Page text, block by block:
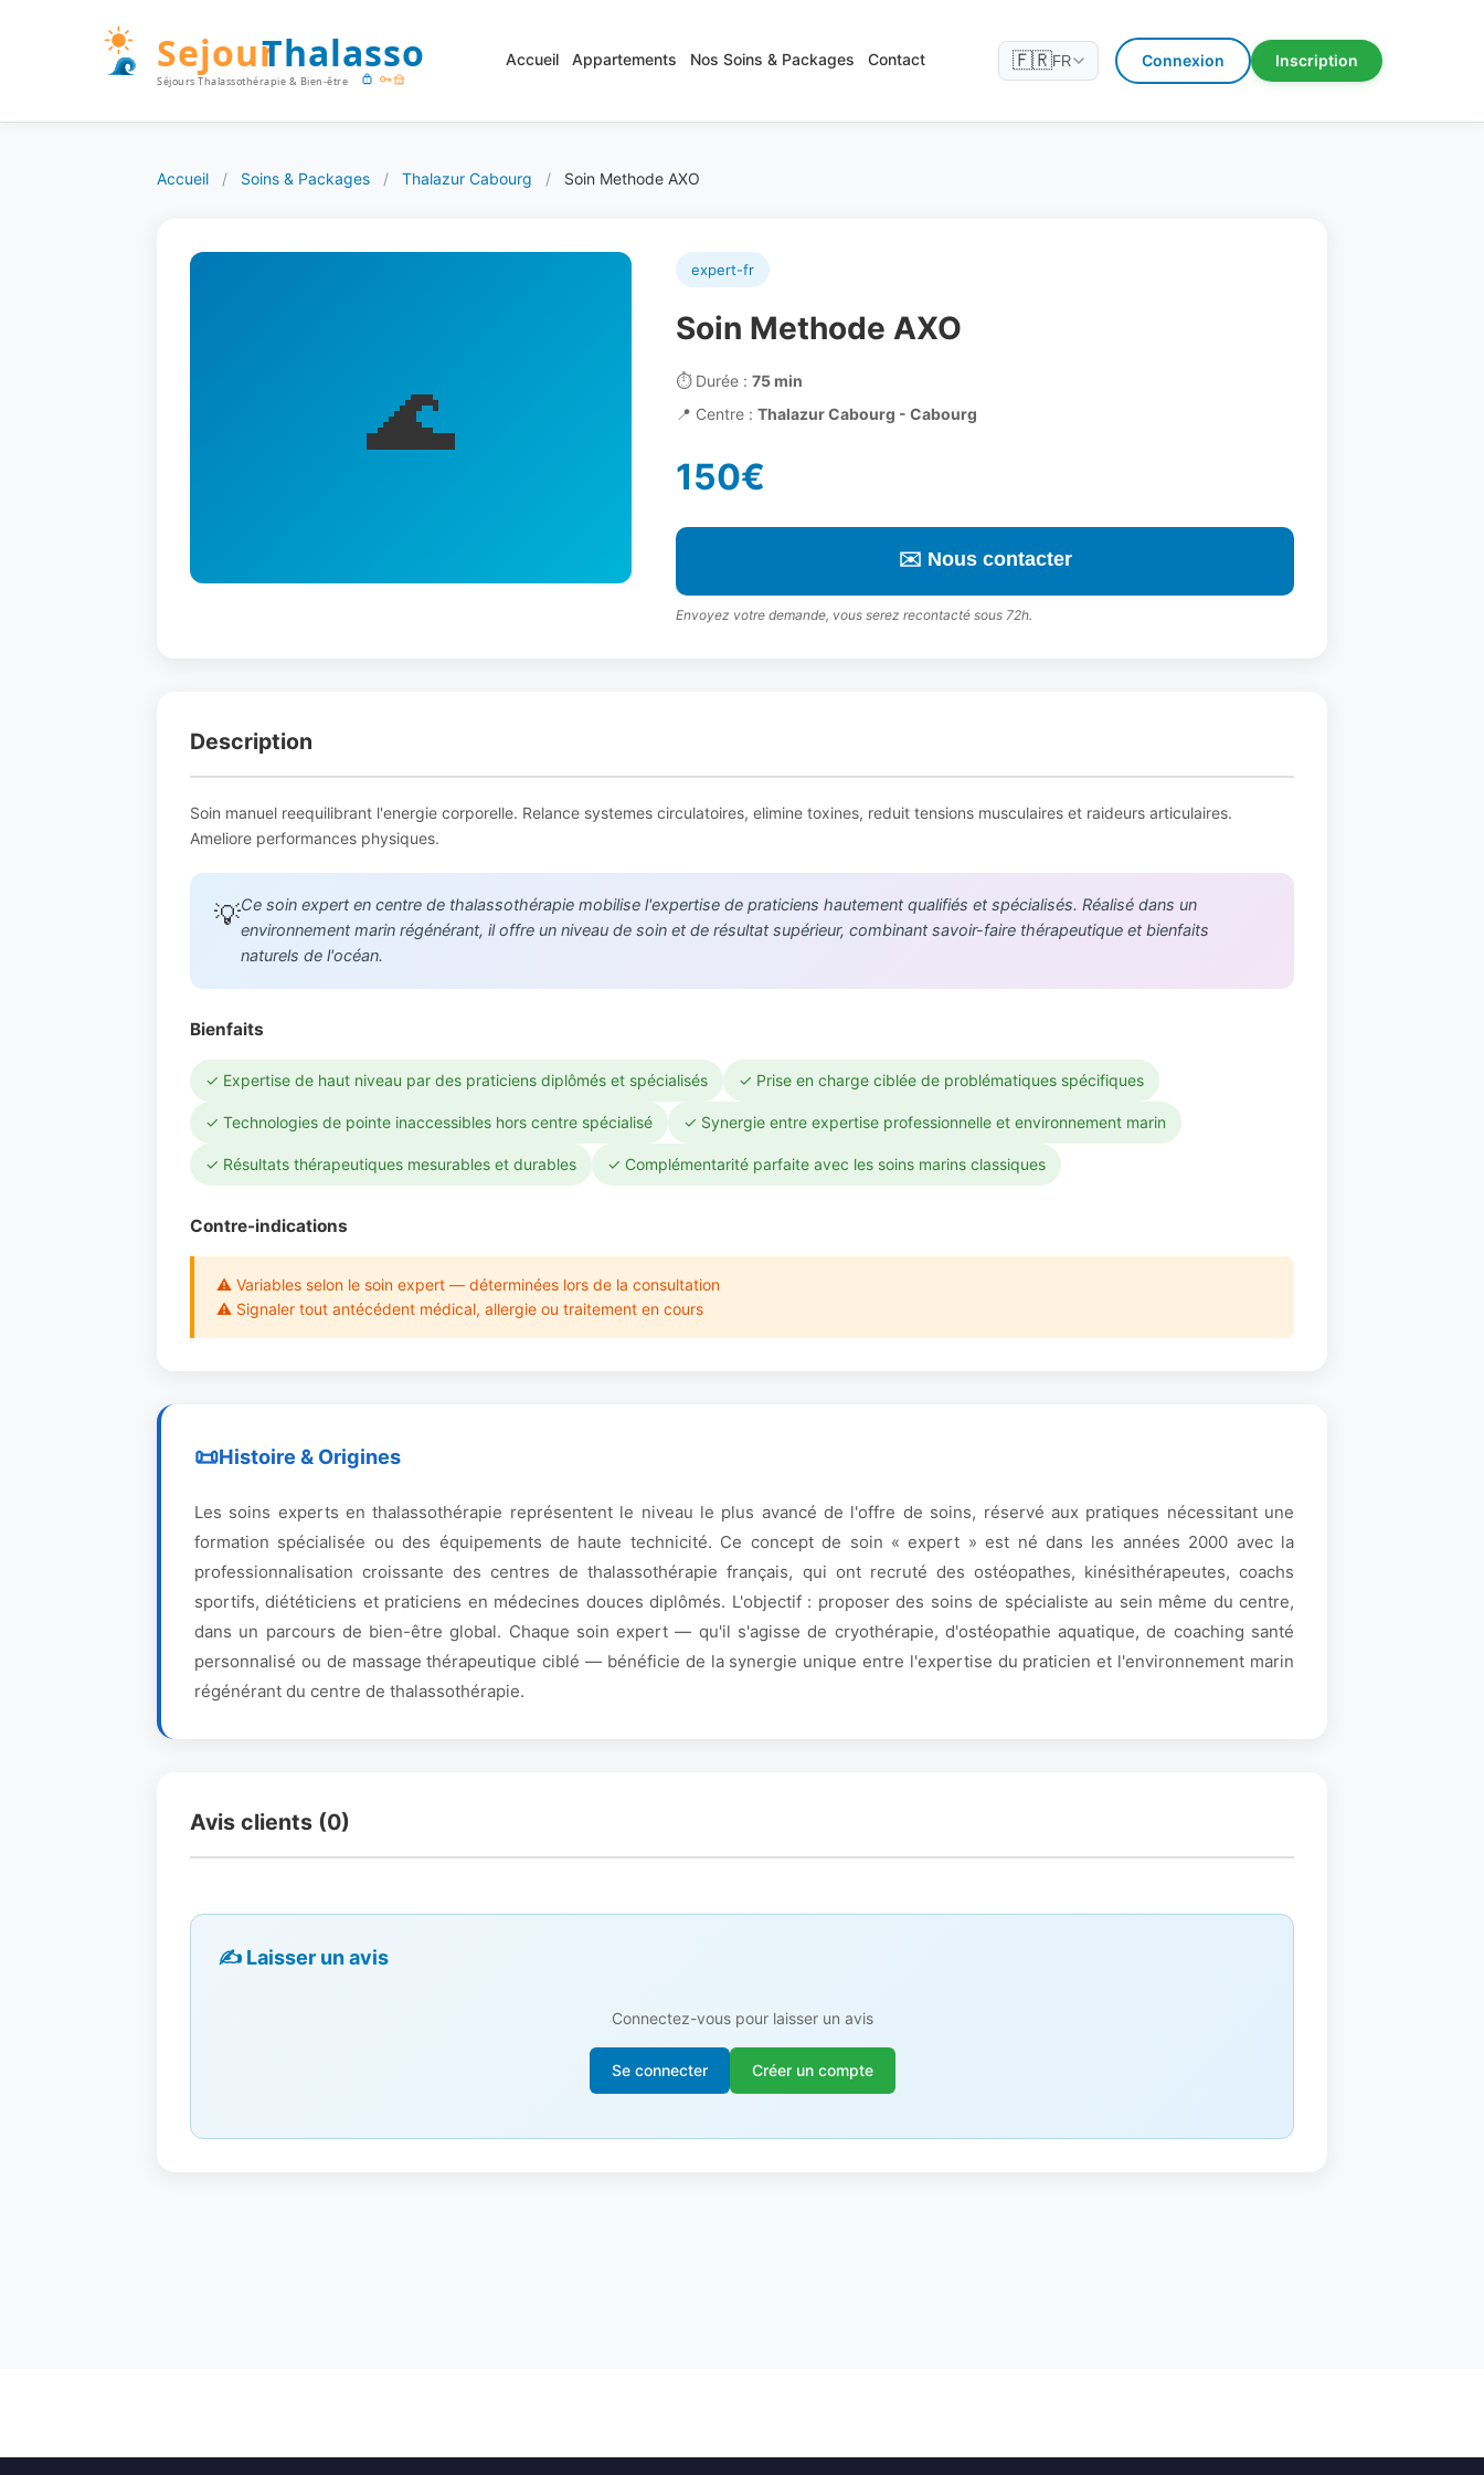
Accueil Appartements Nos Soins & Packages Contact 🇫🇷FR Connexion Inscription
Accueil / Soins & Packages / Thalazur Cabourg / Soin Methode AXO
🌊
expert-fr
Soin Methode AXO
⏱️Durée : 75 min
📍 Centre : Thalazur Cabourg - Cabourg
150€
✉️ Nous contacter
Envoyez votre demande, vous serez recontacté sous 72h.
Description
Soin manuel reequilibrant l'energie corporelle. Relance systemes circulatoires, elimine toxines, reduit tensions musculaires et raideurs articulaires.
Ameliore performances physiques.
💡Ce soin expert en centre de thalassothérapie mobilise l'expertise de praticiens hautement qualifiés et spécialisés. Réalisé dans un
environnement marin régénérant, il offre un niveau de soin et de résultat supérieur, combinant savoir-faire thérapeutique et bienfaits
naturels de l'océan.
Bienfaits
✓ Expertise de haut niveau par des praticiens diplômés et spécialisés ✓ Prise en charge ciblée de problématiques spécifiques
✓ Technologies de pointe inaccessibles hors centre spécialisé ✓ Synergie entre expertise professionnelle et environnement marin
✓ Résultats thérapeutiques mesurables et durables ✓ Complémentarité parfaite avec les soins marins classiques
Contre-indications
⚠ Variables selon le soin expert — déterminées lors de la consultation
⚠ Signaler tout antécédent médical, allergie ou traitement en cours
Histoire & Origines
Les soins experts en thalassothérapie représentent le niveau le plus avancé de l'offre de soins, réservé aux pratiques nécessitant une
formation spécialisée ou des équipements de haute technicité. Ce concept de soin « expert » est né dans les années 2000 avec la
professionnalisation croissante des centres de thalassothérapie français, qui ont recruté des ostéopathes, kinésithérapeutes, coachs
sportifs, diététiciens et praticiens en médecines douces diplômés. L'objectif : proposer des soins de spécialiste au sein même du centre,
dans un parcours de bien-être global. Chaque soin expert — qu'il s'agisse de cryothérapie, d'ostéopathie aquatique, de coaching santé
personnalisé ou de massage thérapeutique ciblé — bénéficie de la synergie unique entre l'expertise du praticien et l'environnement marin
régénérant du centre de thalassothérapie.
Avis clients (0)
✍️ Laisser un avis
Connectez-vous pour laisser un avis
Se connecter Créer un compte